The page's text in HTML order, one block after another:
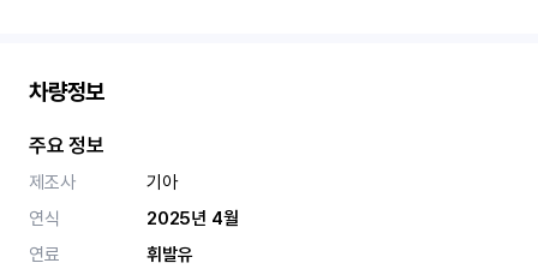
차량정보
주요 정보
제조사
기아
연식
2025년 4월
연료
휘발유